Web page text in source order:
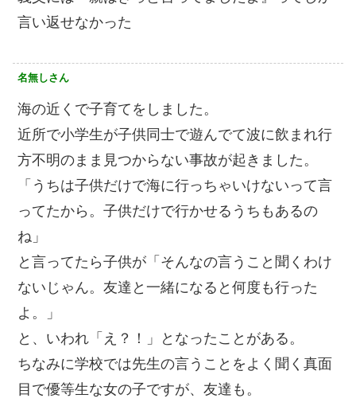
言い返せなかった
名無しさん
海の近くで子育てをしました。
近所で小学生が子供同士で遊んでて波に飲まれ行
方不明のまま見つからない事故が起きました。
「うちは子供だけで海に行っちゃいけないって言
ってたから。子供だけで行かせるうちもあるの
ね」
と言ってたら子供が「そんなの言うこと聞くわけ
ないじゃん。友達と一緒になると何度も行った
よ。」
と、いわれ「え？！」となったことがある。
ちなみに学校では先生の言うことをよく聞く真面
目で優等生な女の子ですが、友達も。